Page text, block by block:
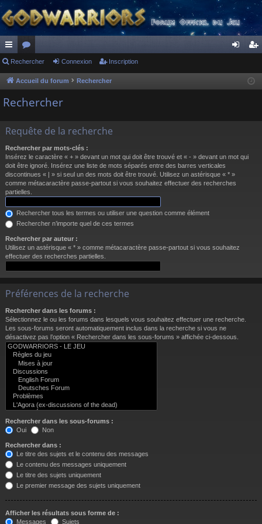
ac
co
ur
s
or
u
m
cri
Rechercher Connexion Inscription
Accueil du forum Rechercher
Rechercher
Requête de la recherche
Rechercher par mots-clés :
Insérez le caractère « + » devant un mot qui doit être trouvé et « - » devant un mot qui
doit être ignoré. Insérez une liste de mots séparés entre des barres verticales
discontinues « | » si seul un des mots doit être trouvé. Utilisez un astérisque « * »
comme métacaractère passe-partout si vous souhaitez effectuer des recherches
partielles.
Rechercher tous les termes ou utiliser une question comme élément
Rechercher n’importe quel de ces termes
Rechercher par auteur :
Utilisez un astérisque « * » comme métacaractère passe-partout si vous souhaitez
effectuer des recherches partielles.
Préférences de la recherche
Rechercher dans les forums :
Sélectionnez le ou les forums dans lesquels vous souhaitez effectuer une recherche.
Les sous-forums seront automatiquement inclus dans la recherche si vous ne
désactivez pas l’option « Rechercher dans les sous-forums » affichée ci-dessous.
Rechercher dans les sous-forums :
Oui
Non
Rechercher dans :
Le titre des sujets et le contenu des messages
Le contenu des messages uniquement
Le titre des sujets uniquement
Le premier message des sujets uniquement
Afficher les résultats sous forme de :
Messages
Sujets